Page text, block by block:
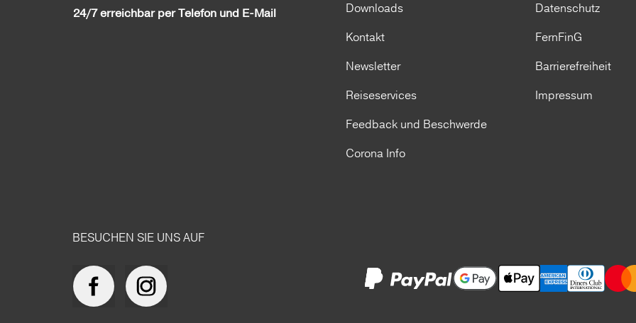
24/7 erreichbar per Telefon und E-Mail
Downloads
Kontakt
Newsletter
Reiseservices
Feedback und Beschwerde
Corona Info
Datenschutz
FernFinG
Barrierefreiheit
Impressum
BESUCHEN SIE UNS AUF